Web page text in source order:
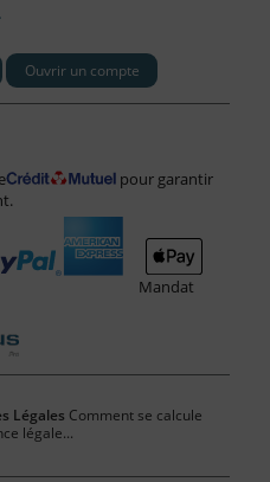
Ouvrir un compte
pour garantir
Mandat
Légales Comment se calcule
légale...